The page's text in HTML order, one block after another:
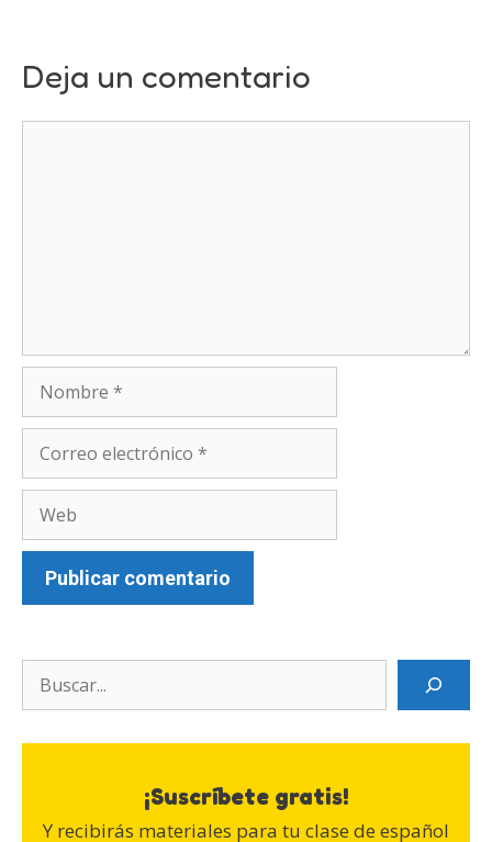
Deja un comentario
electrónico
Search
¡Suscríbete gratis!
Y recibirás materiales para tu clase de español